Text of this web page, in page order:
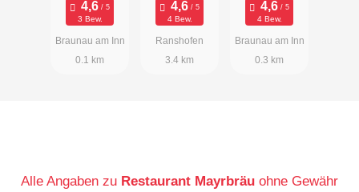
3 Bew.
Braunau am Inn
0.1 km
4 Bew.
Ranshofen
3.4 km
4 Bew.
Braunau am Inn
0.3 km
Alle Angaben zu Restaurant Mayrbräu ohne Gewähr